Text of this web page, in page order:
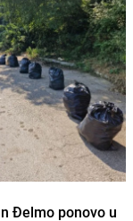
Đelmo ponovo u